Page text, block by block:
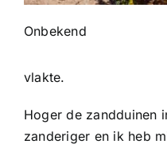
Onbekend
vlakte.
Hoger de zandduinen
zanderiger en ik heb